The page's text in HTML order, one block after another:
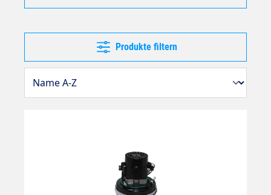
Produkte filtern